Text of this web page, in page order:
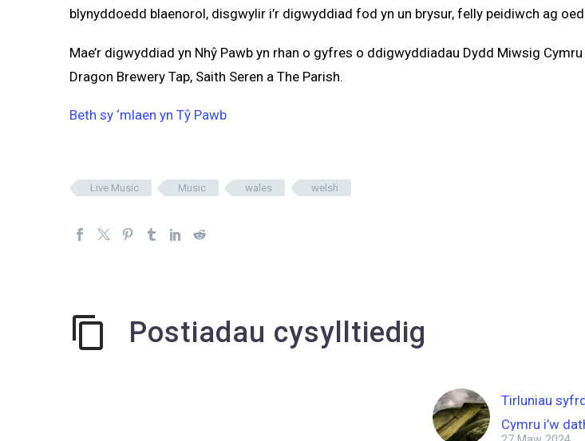
blynyddoedd blaenorol, disgwylir i’r digwyddiad fod yn un brysur, felly peidiwch ag
Mae’r digwyddiad yn Nhŷ Pawb yn rhan o gyfres o ddigwyddiadau Dydd Miwsig
Dragon Brewery Tap, Saith Seren a The Parish.
Beth sy ‘mlaen yn Tŷ Pawb
Live Music Music wales welsh
Postiadau cysylltiedig
Tirluniau
Cymru i’w